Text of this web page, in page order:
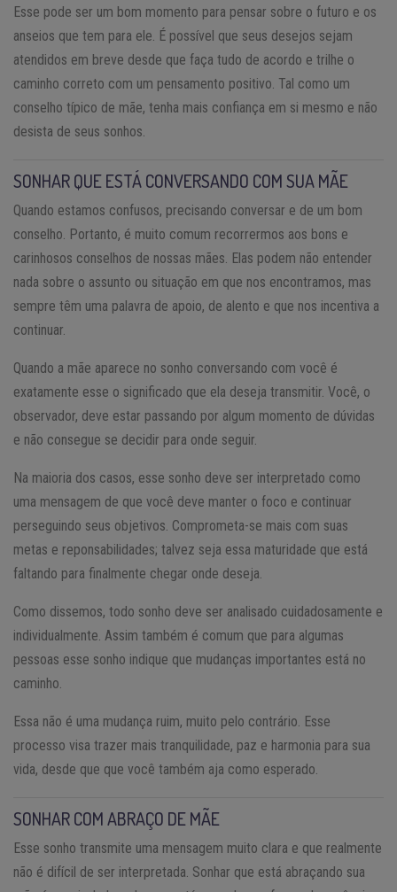
Esse pode ser um bom momento para pensar sobre o futuro e os
anseios que tem para ele. É possível que seus desejos sejam
atendidos em breve desde que faça tudo de acordo e trilhe o
caminho correto com um pensamento positivo. Tal como um
conselho típico de mãe, tenha mais confiança em si mesmo e não
desista de seus sonhos.
SONHAR QUE ESTÁ CONVERSANDO COM SUA MÃE
Quando estamos confusos, precisando conversar e de um bom
conselho. Portanto, é muito comum recorrermos aos bons e
carinhosos conselhos de nossas mães. Elas podem não entender
nada sobre o assunto ou situação em que nos encontramos, mas
sempre têm uma palavra de apoio, de alento e que nos incentiva a
continuar.
Quando a mãe aparece no sonho conversando com você é
exatamente esse o significado que ela deseja transmitir. Você, o
observador, deve estar passando por algum momento de dúvidas
e não consegue se decidir para onde seguir.
Na maioria dos casos, esse sonho deve ser interpretado como
uma mensagem de que você deve manter o foco e continuar
perseguindo seus objetivos. Comprometa-se mais com suas
metas e reponsabilidades; talvez seja essa maturidade que está
faltando para finalmente chegar onde deseja.
Como dissemos, todo sonho deve ser analisado cuidadosamente e
individualmente. Assim também é comum que para algumas
pessoas esse sonho indique que mudanças importantes está no
caminho.
Essa não é uma mudança ruim, muito pelo contrário. Esse
processo visa trazer mais tranquilidade, paz e harmonia para sua
vida, desde que que você também aja como esperado.
SONHAR COM ABRAÇO DE MÃE
Esse sonho transmite uma mensagem muito clara e que realmente
não é difícil de ser interpretada. Sonhar que está abraçando sua